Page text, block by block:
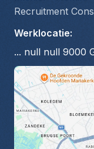
Recruitment
Werklocatie:
... null null 9000